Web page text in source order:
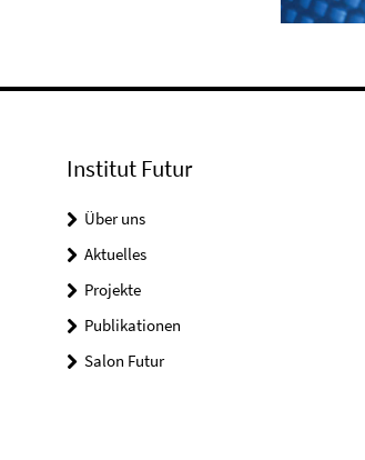
Institut Futur
Über uns
Aktuelles
Projekte
Publikationen
Salon Futur